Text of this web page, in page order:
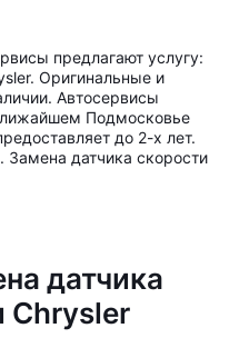
предлагают услугу:
Оригинальные и
Автосервисы
Подмосковье
до 2-х лет.
датчика скорости
датчика
Chrysler